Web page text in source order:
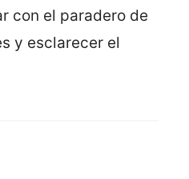
con el paradero de
y esclarecer el